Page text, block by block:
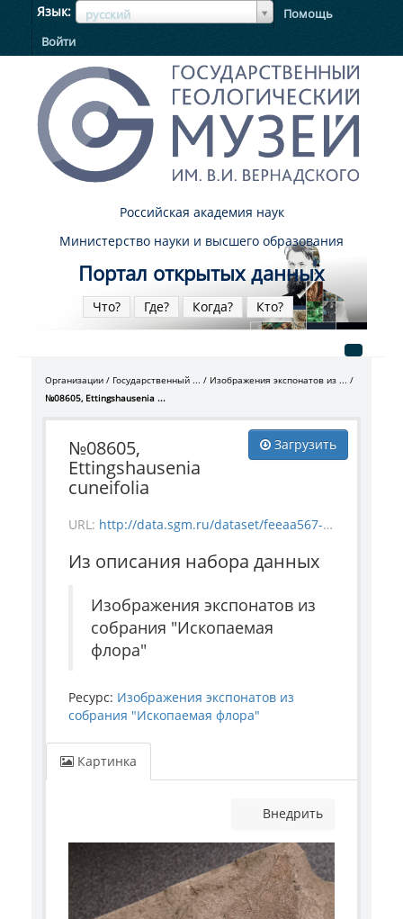
Язык русский
ЯзыкЯзык
Помощь
Войти
Российская академия наук
Министерство науки и высшего образования
Портал открытых данных
Что? Где? Когда? Кто?
Организации Государственный ...
Изображения экспонатов из ...
№08605, Ettingshausenia ...
Загрузить
№08605,
Ettingshausenia
cuneifolia
URL: http://data.sgm.ru/dataset/feeaa567-e841-4fc6-ab56-73987ea6492e/resource/f31e5bf4-4720-45a6-9c7c-c4da54a5069f/download/-1835-12_-08605_ettingshausenia-cuneifolia.jpg
Из описания набора данных
Изображения экспонатов из
собрания "Ископаемая
флора"
Ресурс: Изображения экспонатов из
собрания "Ископаемая флора"
Картинка
Внедрить